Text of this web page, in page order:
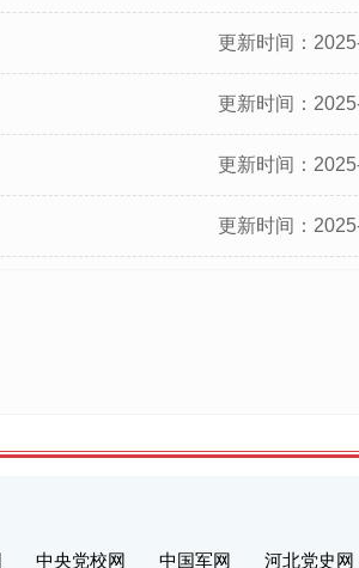
更新时间：
更新时间：
更新时间：
更新时间：
中央党校网 中国军网 河北党史网